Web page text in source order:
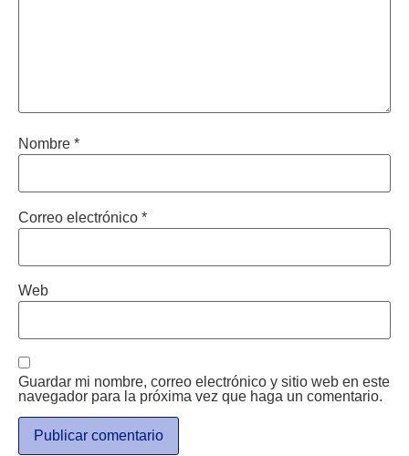
Nombre *
Correo electrónico *
Web
Guardar mi nombre, correo electrónico y sitio web en este
navegador para la próxima vez que haga un comentario.